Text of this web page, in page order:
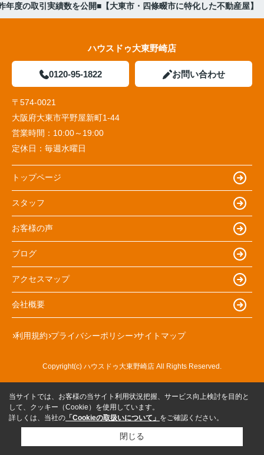
年度の取引実績数を公開■【大東市・四條畷市に特化した不動産屋】
ハウスドゥ大東野崎店
0120-95-1822 お問い合わせ
〒574-0021
大阪府大東市平野屋新町1-44
営業時間： 10:00～19:00
定休日： 毎週水曜日
トップページ
スタッフ
お客様の声
ブログ
アクセスマップ
会社概要
利用規約 プライバシーポリシー サイトマップ
Copyright(c) ハウスドゥ大東野崎店 All Rights Reserved.
当サイトでは、お客様の当サイト利用状況把握、サービス向上検討を目的と
して、クッキー（Cookie）を使用しています。
詳しくは、当社の 「Cookieの取扱いについて」 をご確認ください。
閉じる